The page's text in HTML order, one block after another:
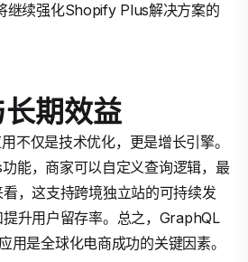
继续强化Shopify Plus解决方案的
期效益
不仅是技术优化，更是增长引擎。
能，商家可以自定义查询逻辑，最
，这支持跨境独立站的可持续发
升用户留存率。总之，GraphQL
用是全球化电商成功的关键因素。